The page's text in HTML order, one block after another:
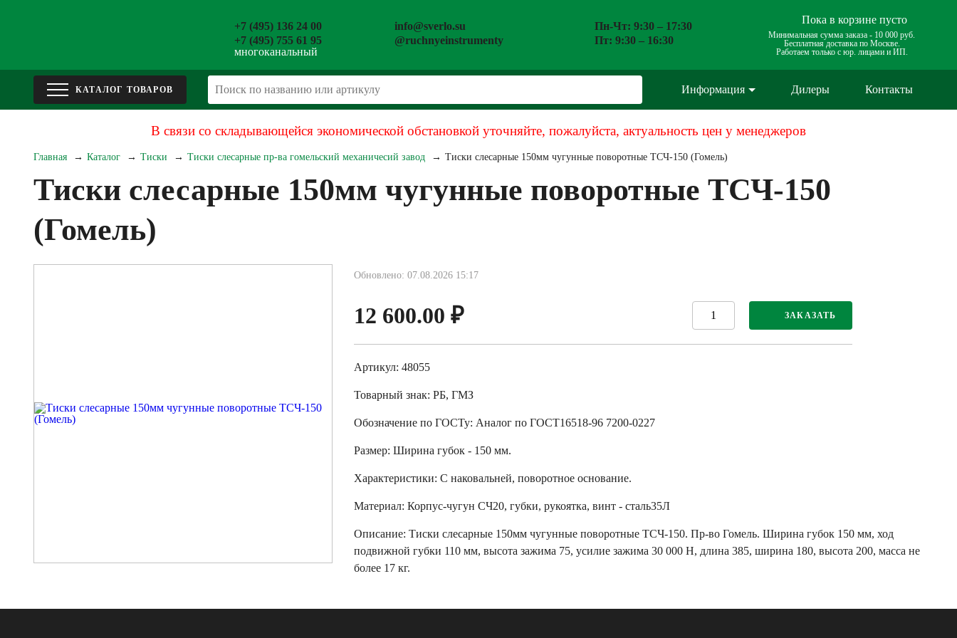
+7 (495) 136 24 00
+7 (495) 755 61 95
многоканальный
info@sverlo.su
@ruchnyeinstrumenty
Пн-Чт: 9:30 – 17:30
Пт: 9:30 – 16:30
Пока в корзине пусто
Минимальная сумма заказа - 10 000 руб.
Бесплатная доставка по Москве.
Работаем только с юр. лицами и ИП.
Информация Дилеры Контакты
В связи со складывающейся экономической обстановкой уточняйте, пожалуйста, актуальность цен у менеджеров
Главная Каталог Тиски Тиски слесарные пр-ва гомельский механичесий завод Тиски слесарные 150мм чугунные поворотные ТСЧ-150 (Гомель)
Тиски слесарные 150мм чугунные поворотные ТСЧ-150
(Гомель)
Обновлено: 07.08.2026 15:17
12 600.00 ₽ ЗАКАЗАТЬ
Артикул: 48055
Товарный знак: РБ, ГМЗ
Обозначение по ГОСТу: Аналог по ГОСТ16518-96 7200-0227
Размер: Ширина губок - 150 мм.
Характеристики: С наковальней, поворотное основание.
Материал: Корпус-чугун СЧ20, губки, рукоятка, винт - сталь35Л
Описание: Тиски слесарные 150мм чугунные поворотные ТСЧ-150. Пр-во Гомель. Ширина губок 150 мм, ход
подвижной губки 110 мм, высота зажима 75, усилие зажима 30 000 Н, длина 385, ширина 180, высота 200, масса не
более 17 кг.